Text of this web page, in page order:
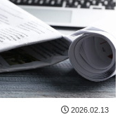
2026.02.13